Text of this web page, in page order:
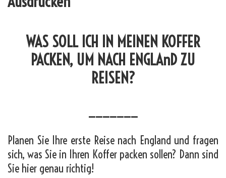
WAS SOLL ICH IN MEINEN KOFFER
PACKEN, UM NACH ENGLAnD ZU
REISEN?
Planen Sie Ihre erste Reise nach England und fragen
sich, was Sie in Ihren Koffer packen sollen? Dann sind
Sie hier genau richtig!